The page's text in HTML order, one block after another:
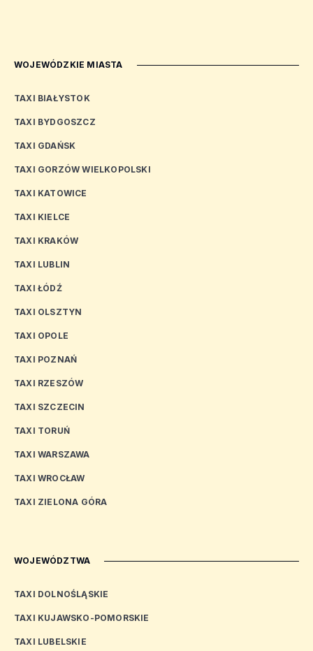
WOJEWÓDZKIE MIASTA
TAXI BIAŁYSTOK
TAXI BYDGOSZCZ
TAXI GDAŃSK
TAXI GORZÓW WIELKOPOLSKI
TAXI KATOWICE
TAXI KIELCE
TAXI KRAKÓW
TAXI LUBLIN
TAXI ŁÓDŹ
TAXI OLSZTYN
TAXI OPOLE
TAXI POZNAŃ
TAXI RZESZÓW
TAXI SZCZECIN
TAXI TORUŃ
TAXI WARSZAWA
TAXI WROCŁAW
TAXI ZIELONA GÓRA
WOJEWÓDZTWA
TAXI DOLNOŚLĄSKIE
TAXI KUJAWSKO-POMORSKIE
TAXI LUBELSKIE